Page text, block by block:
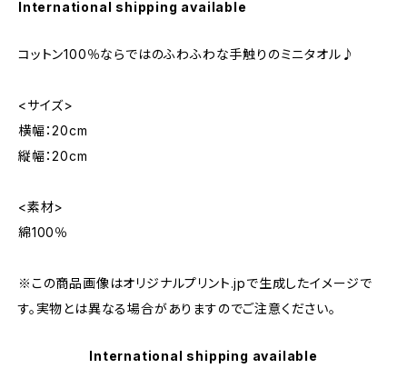
International shipping available
コットン100％ならではのふわふわな手触りのミニタオル♪
<サイズ>
横幅：20cm
縦幅：20cm
<素材>
綿100％
※この商品画像はオリジナルプリント.jpで生成したイメージで
す。実物とは異なる場合がありますのでご注意ください。
International shipping available